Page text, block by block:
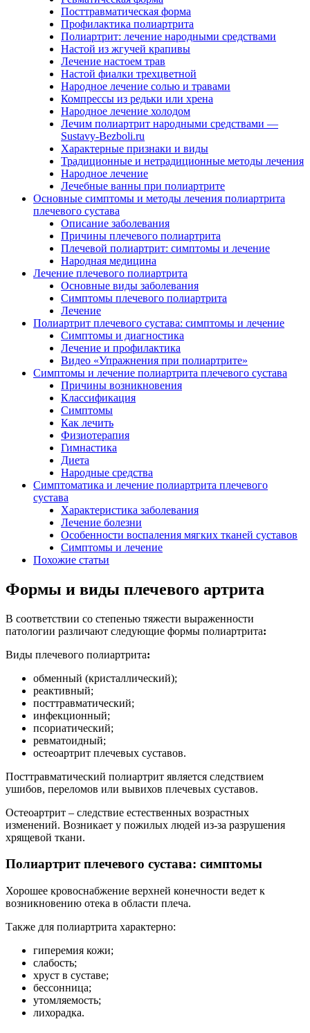
Посттравматическая форма
Профилактика полиартрита
Полиартрит: лечение народными средствами
Настой из жгучей крапивы
Лечение настоем трав
Настой фиалки трехцветной
Народное лечение солью и травами
Компрессы из редьки или хрена
Народное лечение холодом
Лечим полиартрит народными средствами —
Sustavy-Bezboli.ru
Характерные признаки и виды
Традиционные и нетрадиционные методы лечения
Народное лечение
Лечебные ванны при полиартрите
Основные симптомы и методы лечения полиартрита
плечевого сустава
Описание заболевания
Причины плечевого полиартрита
Плечевой полиартрит: симптомы и лечение
Народная медицина
Лечение плечевого полиартрита
Основные виды заболевания
Симптомы плечевого полиартрита
Лечение
Полиартрит плечевого сустава: симптомы и лечение
Симптомы и диагностика
Лечение и профилактика
Видео «Упражнения при полиартрите»
Симптомы и лечение полиартрита плечевого сустава
Причины возникновения
Классификация
Симптомы
Как лечить
Физиотерапия
Гимнастика
Диета
Народные средства
Симптоматика и лечение полиартрита плечевого
сустава
Характеристика заболевания
Лечение болезни
Особенности воспаления мягких тканей суставов
Симптомы и лечение
Похожие статьи
Формы и виды плечевого артрита
В соответствии со степенью тяжести выраженности
патологии различают следующие формы полиартрита:
Виды плечевого полиартрита:
обменный (кристаллический);
реактивный;
посттравматический;
инфекционный;
псориатический;
ревматоидный;
остеоартрит плечевых суставов.
Посттравматический полиартрит является следствием
ушибов, переломов или вывихов плечевых суставов.
Остеоартрит – следствие естественных возрастных
изменений. Возникает у пожилых людей из-за разрушения
хрящевой ткани.
Полиартрит плечевого сустава: симптомы
Хорошее кровоснабжение верхней конечности ведет к
возникновению отека в области плеча.
Также для полиартрита характерно:
гиперемия кожи;
слабость;
хруст в суставе;
бессонница;
утомляемость;
лихорадка.